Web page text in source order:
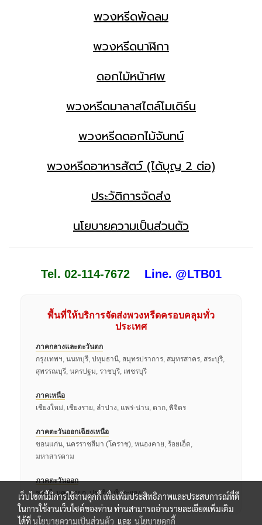
พวงหรีดพัดลม
พวงหรีดนาฬิกา
ดอกไม้หน้าศพ
พวงหรีดมาลาสไตล์โมเดิร์น
พวงหรีดดอกไม้จันทน์
พวงหรีดอาหารสัตว์ (ได้บุญ 2 ต่อ)
ประวัติการจัดส่ง
นโยบายความเป็นส่วนตัว
Tel. 02-114-7672 Line. @LTB01
พื้นที่ให้บริการจัดส่งพวงหรีดครอบคลุมทั่ว
ประเทศ
ภาคกลางและตะวันตก
กรุงเทพฯ, นนทบุรี, ปทุมธานี, สมุทรปราการ, สมุทรสาคร, สระบุรี,
สุพรรณบุรี, นครปฐม, ราชบุรี, เพชรบุรี
ภาคเหนือ
เชียงใหม่, เชียงราย, ลำปาง, แพร่-น่าน, ตาก, พิจิตร
ภาคตะวันออกเฉียงเหนือ
ขอนแก่น, นครราชสีมา (โคราช), หนองคาย, ร้อยเอ็ด,
มหาสารคาม
ภาคตะวันออก
ชลบุรี, นครนายก, ปราจีนบุรี, ระยอง
เว็บไซต์นี้มีการใช้งานคุกกี้ เพื่อเพิ่มประสิทธิภาพและประสบการณ์ที่ดี
ในการใช้งานเว็บไซต์ของท่าน ท่านสามารถอ่านรายละเอียดเพิ่มเติม
ได้ที่นโยบายความเป็นส่วนตัว และ นโยบายคุกกี้